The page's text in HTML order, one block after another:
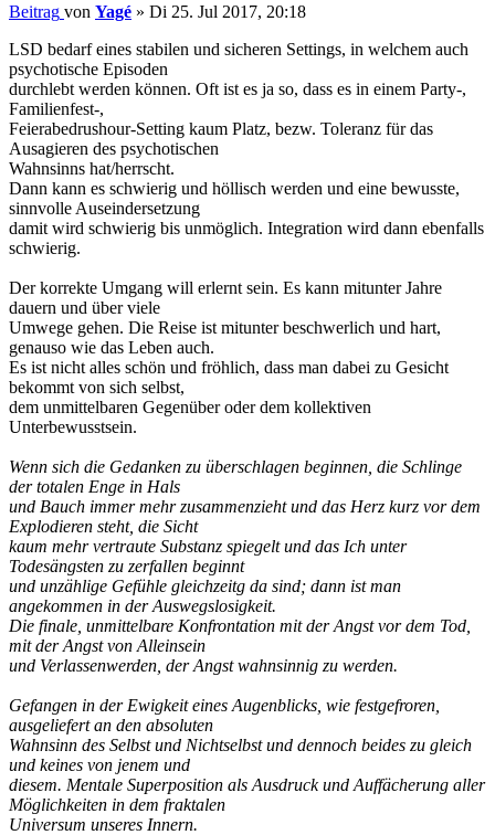
Beitrag von Yagé » Di 25. Jul 2017, 20:18
LSD bedarf eines stabilen und sicheren Settings, in welchem auch
psychotische Episoden
durchlebt werden können. Oft ist es ja so, dass es in einem Party-,
Familienfest-,
Feierabedrushour-Setting kaum Platz, bezw. Toleranz für das
Ausagieren des psychotischen
Wahnsinns hat/herrscht.
Dann kann es schwierig und höllisch werden und eine bewusste,
sinnvolle Auseindersetzung
damit wird schwierig bis unmöglich. Integration wird dann ebenfalls
schwierig.
Der korrekte Umgang will erlernt sein. Es kann mitunter Jahre
dauern und über viele
Umwege gehen. Die Reise ist mitunter beschwerlich und hart,
genauso wie das Leben auch.
Es ist nicht alles schön und fröhlich, dass man dabei zu Gesicht
bekommt von sich selbst,
dem unmittelbaren Gegenüber oder dem kollektiven
Unterbewusstsein.
Wenn sich die Gedanken zu überschlagen beginnen, die Schlinge
der totalen Enge in Hals
und Bauch immer mehr zusammenzieht und das Herz kurz vor dem
Explodieren steht, die Sicht
kaum mehr vertraute Substanz spiegelt und das Ich unter
Todesängsten zu zerfallen beginnt
und unzählige Gefühle gleichzeitg da sind; dann ist man
angekommen in der Auswegslosigkeit.
Die finale, unmittelbare Konfrontation mit der Angst vor dem Tod,
mit der Angst von Alleinsein
und Verlassenwerden, der Angst wahnsinnig zu werden.
Gefangen in der Ewigkeit eines Augenblicks, wie festgefroren,
ausgeliefert an den absoluten
Wahnsinn des Selbst und Nichtselbst und dennoch beides zu gleich
und keines von jenem und
diesem. Mentale Superposition als Ausdruck und Auffächerung aller
Möglichkeiten in dem fraktalen
Universum unseres Innern.